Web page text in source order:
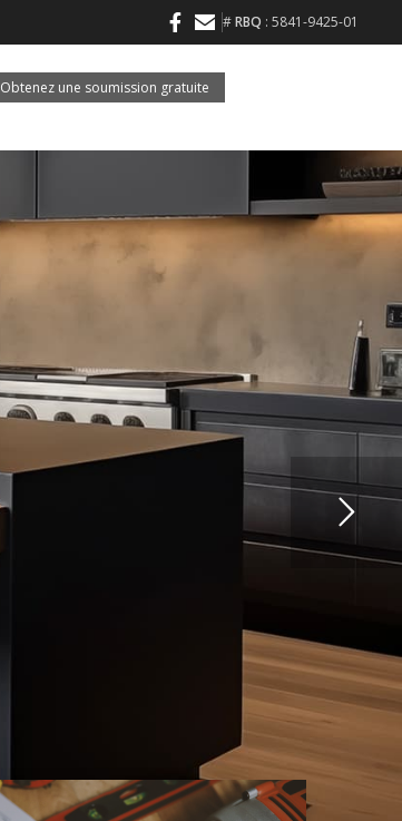
#RBQ : 5841-9425-01
Obtenez une soumission gratuite